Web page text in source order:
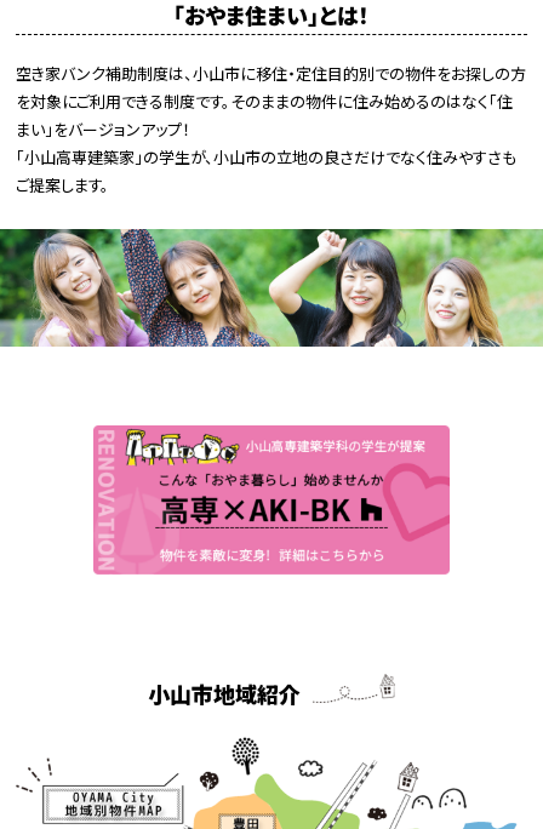
「おやま住まい」とは！
空き家バンク補助制度は、小山市に移住・定住目的別での物件をお探しの方
を対象にご利用できる制度です。そのままの物件に住み始めるのはなく「住
まい」をバージョンアップ！
「小山高専建築家」の学生が、小山市の立地の良さだけでなく住みやすさも
ご提案します。
小山市地域紹介